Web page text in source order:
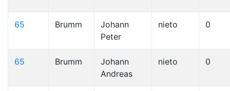
65 Brumm
Johann
Peter
nieto 0
65 Brumm
Johann
Andreas
nieto 0